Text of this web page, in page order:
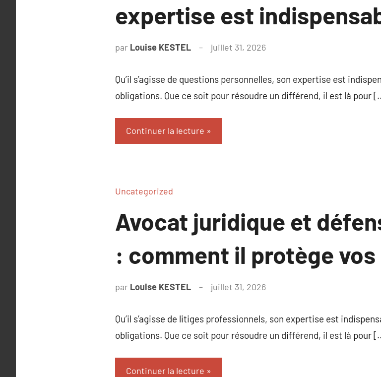
expertise est
par Louise KESTEL juillet 31, 2026
Qu’il s’agisse de questions personnelles, son expertise est
obligations. Que ce soit pour résoudre un différend, il est là pour
Continuer la lecture
Uncategorized
Avocat juridique et
: comment il protège
par Louise KESTEL juillet 31, 2026
Qu’il s’agisse de litiges professionnels, son expertise est
obligations. Que ce soit pour résoudre un différend, il est là pour
Continuer la lecture